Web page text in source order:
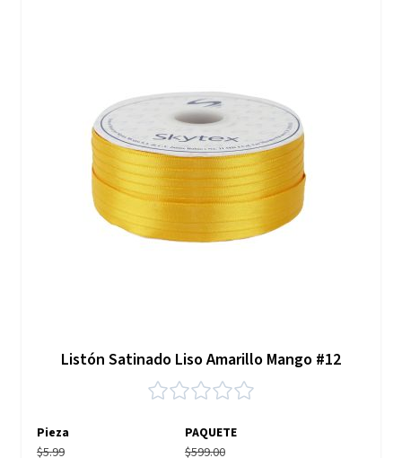
Listón Satinado Liso Amarillo Mango #12
Pieza
PAQUETE
$5.99
$599.00